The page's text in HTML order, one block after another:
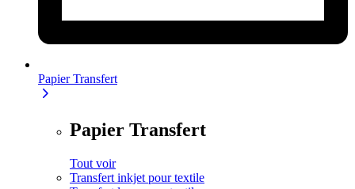
Papier Transfert
Papier Transfert
Tout voir
Transfert inkjet pour textile